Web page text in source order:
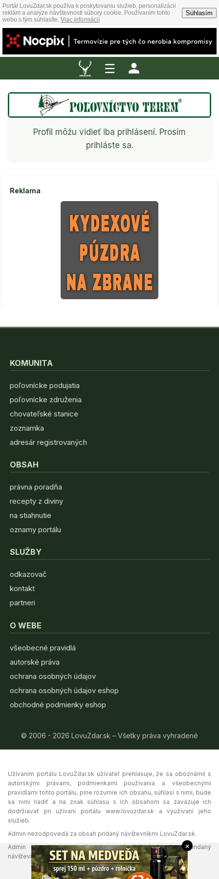
Portál LovuZdar.sk používa k poskytovaniu služieb, personalizácii
reklám a analýze návštevnosti súbory cookie. Používaním tohto
webu s tým súhlasíte. Viac informácií
Súhlasím
☰
Profil môžu vidieť iba prihlásení. Prosím
prihláste sa.
Reklama
KOMUNITA
poľovnícke podujatia
poľovnícke združenia
chovateľské stanice
zoznamka
adresár registrovaných
OBSAH
právna poradňa
recepty z diviny
na stiahnutie
oznamy portálu
SLUŽBY
odkazovač
kontakt
partneri
O WEBE
všeobecné pravidlá
autorské práva
ochrana osobných údajov
ochrana osobných údajov eshop
obchodné podmienky eshop
© 2006 - 2026 LovuZdar.sk – Všetky práva vyhradené
Užívaním portálu LovuZdar.sk užívateľ prehlasuje, že sa oboznámil s
autorskými právami, podmienkami používania a všeobecnými
pravidlami tohto portálu, plne rozumie ich obsahu, súhlasí s nimi, bude
sa nimi riadiť a na znak súhlasu s ich obsahom sa zaväzuje ich
dodržiavať pri užívaní portálu www.lovuzdar.sk a využívaní jeho
služieb.
Admin nezodpovedá za obsah pridaný návštevníkmi LovuZdar.sk.
Admin si vyhradzuje právo vymazať akýkoľvek obsah pridaný
návštevníkmi portálu, ak tak uzná za vhodné.
×